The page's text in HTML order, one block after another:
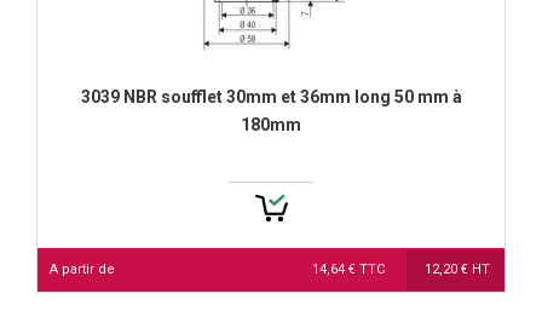
3039 NBR soufflet 30mm et 36mm long 50 mm à
180mm
A partir de 14,64 € TTC 12,20 € HT